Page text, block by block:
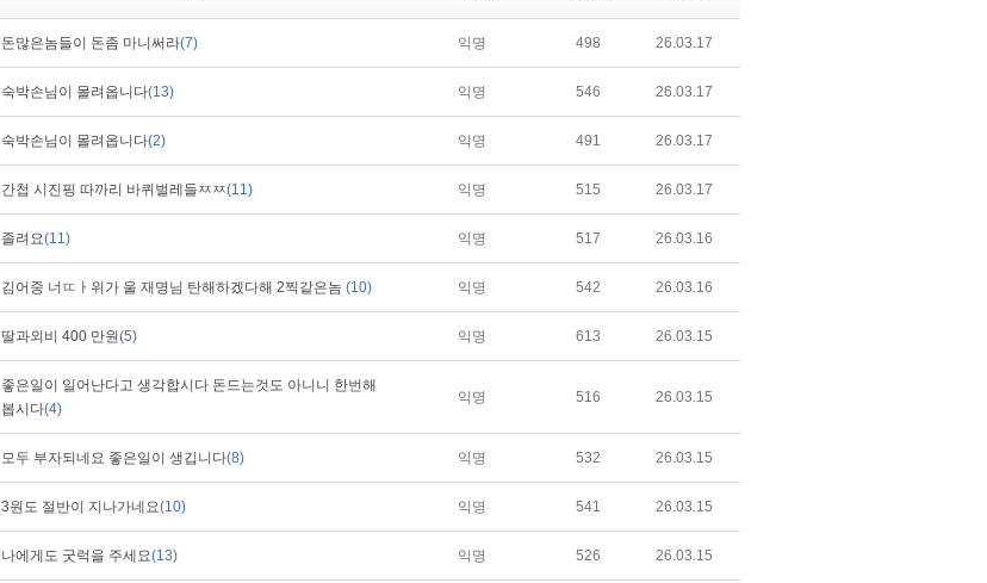
돈많은놈들이 돈좀 마니써라(7) 익명 498 26.03.17
숙박손님이 몰려옵니다(13) 익명 546 26.03.17
숙박손님이 몰려옵니다(2) 익명 491 26.03.17
간첩 시진핑 따까리 바퀴벌레들ㅉㅉ(11) 익명 515 26.03.17
졸려요(11) 익명 517 26.03.16
김어중 너ㄸㅏ위가 울 재명님 탄해하겠다해 2찍같은놈 (10) 익명 542 26.03.16
딸과외비 400 만원(5) 익명 613 26.03.15
좋은일이 일어난다고 생각합시다 돈드는것도 아니니 한번해
봅시다(4)
익명 516 26.03.15
모두 부자되네요 좋은일이 생깁니다(8) 익명 532 26.03.15
3원도 절반이 지나가네요(10) 익명 541 26.03.15
나에게도 굿럭을 주세요(13) 익명 526 26.03.15